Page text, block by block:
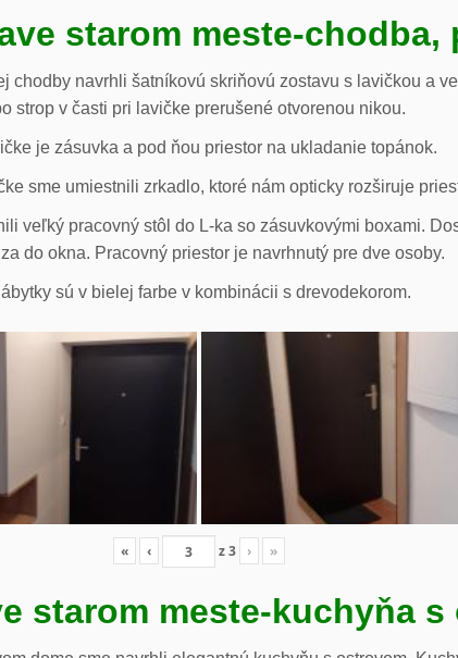
starom meste-chodba,
chodby navrhli šatníkovú skriňovú zostavu s lavičkou a
strop v časti pri lavičke prerušené otvorenou nikou.
je zásuvka a pod ňou priestor na ukladanie topánok.
sme umiestnili zrkadlo, ktoré nám opticky rozširuje
veľký pracovný stôl do L-ka so zásuvkovými boxami.
do okna. Pracovný priestor je navrhnutý pre dve osoby.
sú v bielej farbe v kombinácii s drevodekorom.
« ‹ z3 › »
starom meste-kuchyňa s